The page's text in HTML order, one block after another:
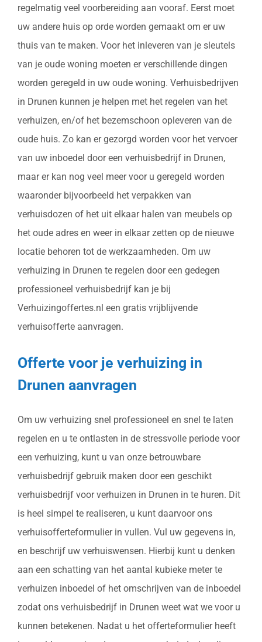
regelmatig veel voorbereiding aan vooraf. Eerst moet
uw andere huis op orde worden gemaakt om er uw
thuis van te maken. Voor het inleveren van je sleutels
van je oude woning moeten er verschillende dingen
worden geregeld in uw oude woning. Verhuisbedrijven
in Drunen kunnen je helpen met het regelen van het
verhuizen, en/of het bezemschoon opleveren van de
oude huis. Zo kan er gezorgd worden voor het vervoer
van uw inboedel door een verhuisbedrijf in Drunen,
maar er kan nog veel meer voor u geregeld worden
waaronder bijvoorbeeld het verpakken van
verhuisdozen of het uit elkaar halen van meubels op
het oude adres en weer in elkaar zetten op de nieuwe
locatie behoren tot de werkzaamheden. Om uw
verhuizing in Drunen te regelen door een gedegen
professioneel verhuisbedrijf kan je bij
Verhuizingoffertes.nl een gratis vrijblijvende
verhuisofferte aanvragen.
Offerte voor je verhuizing in
Drunen aanvragen
Om uw verhuizing snel professioneel en snel te laten
regelen en u te ontlasten in de stressvolle periode voor
een verhuizing, kunt u van onze betrouwbare
verhuisbedrijf gebruik maken door een geschikt
verhuisbedrijf voor verhuizen in Drunen in te huren. Dit
is heel simpel te realiseren, u kunt daarvoor ons
verhuisofferteformulier in vullen. Vul uw gegevens in,
en beschrijf uw verhuiswensen. Hierbij kunt u denken
aan een schatting van het aantal kubieke meter te
verhuizen inboedel of het omschrijven van de inboedel
zodat ons verhuisbedrijf in Drunen weet wat we voor u
kunnen betekenen. Nadat u het offerteformulier heeft